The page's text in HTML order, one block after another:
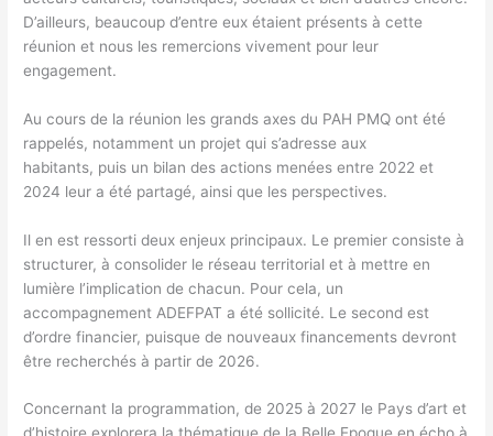
D’ailleurs, beaucoup d’entre eux étaient présents à cette
réunion et nous les remercions vivement pour leur
engagement.
Au cours de la réunion les grands axes du PAH PMQ ont été
rappelés, notamment un projet qui s’adresse aux
habitants, puis un bilan des actions menées entre 2022 et
2024 leur a été partagé, ainsi que les perspectives.
Il en est ressorti deux enjeux principaux. Le premier consiste à
structurer, à consolider le réseau territorial et à mettre en
lumière l’implication de chacun. Pour cela, un
accompagnement ADEFPAT a été sollicité. Le second est
d’ordre financier, puisque de nouveaux financements devront
être recherchés à partir de 2026.
Concernant la programmation, de 2025 à 2027 le Pays d’art et